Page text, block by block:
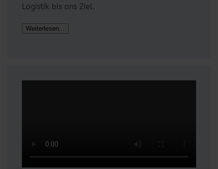
Logistik bis ans Ziel.
Weiterlesen...